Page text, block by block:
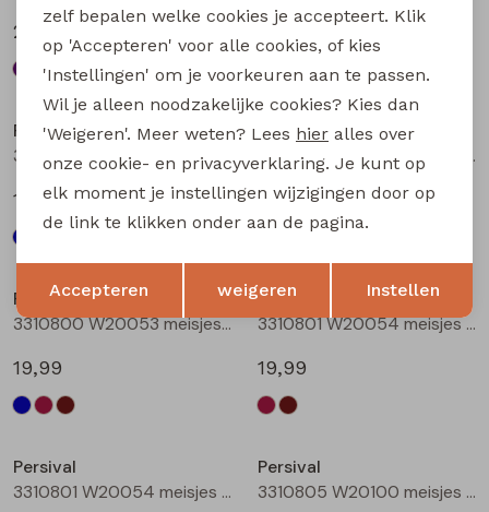
22,99
22,99
Nieuw
Persival
3310800 W20053 meisjes rok kort Marine
19,99
Persival
3310800 W20053 meisjes rok kort Bordeaux
19,99
Persival
3310800 W20053 meisjes rok kort Bruin donker
19,99
Persival
3310801 W20054 meisjes rok kort Bordeaux
19,99
Persival
3310801 W20054 meisjes rok kort Bruin donker
Persival
3310805 W20100 meisjes rok kort Marine
Terug Opslaan
zelf bepalen welke cookies je accepteert. Klik
op 'Accepteren' voor alle cookies, of kies
'Instellingen' om je voorkeuren aan te passen.
Wil je alleen noodzakelijke cookies? Kies dan
'Weigeren'. Meer weten? Lees hier alles over
onze cookie- en privacyverklaring. Je kunt op
elk moment je instellingen wijzigingen door op
de link te klikken onder aan de pagina.
Accepteren weigeren Instellen